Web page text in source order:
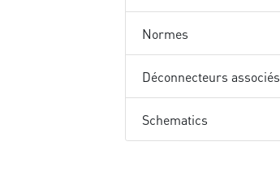
Normes
Déconnecteurs associés
Schematics